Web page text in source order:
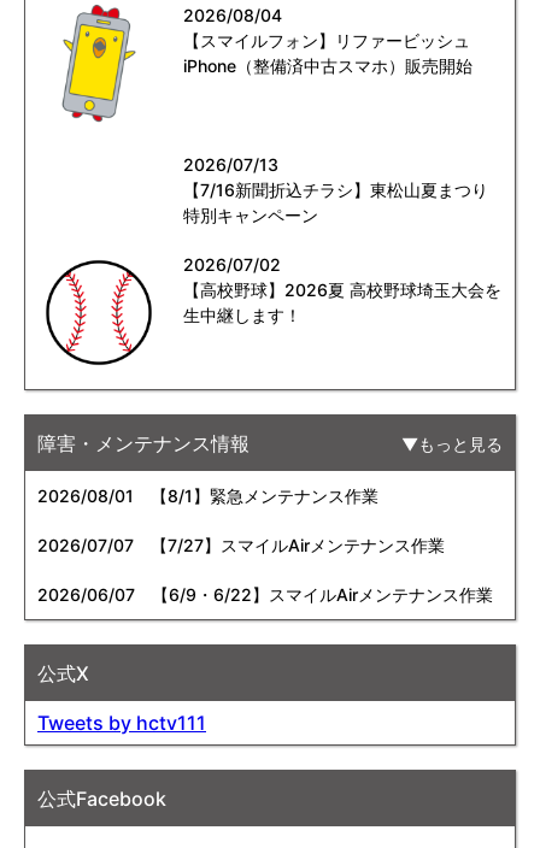
2026/08/04
【スマイルフォン】リファービッシュ
iPhone（整備済中古スマホ）販売開始
2026/07/13
【7/16新聞折込チラシ】東松山夏まつり
特別キャンペーン
2026/07/02
【高校野球】2026夏 高校野球埼玉大会を
生中継します！
障害・メンテナンス情報 もっと見る
2026/08/01 【8/1】緊急メンテナンス作業
2026/07/07 【7/27】スマイルAirメンテナンス作業
2026/06/07 【6/9・6/22】スマイルAirメンテナンス作業
公式X
Tweets by hctv111
公式Facebook